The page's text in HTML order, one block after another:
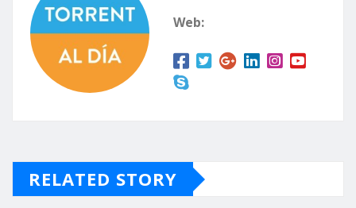
Web:
RELATED STORY